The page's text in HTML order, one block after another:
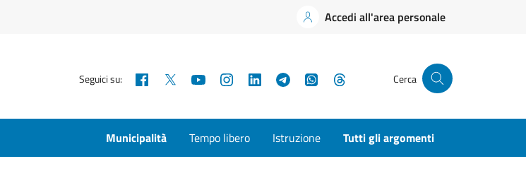
Accedi all'area personale
Seguici su: Facebook YouTubeInstagramLinkedInTelegramWhatsApp Cerca
Municipalità Tempo libero Istruzione Tutti gli argomenti